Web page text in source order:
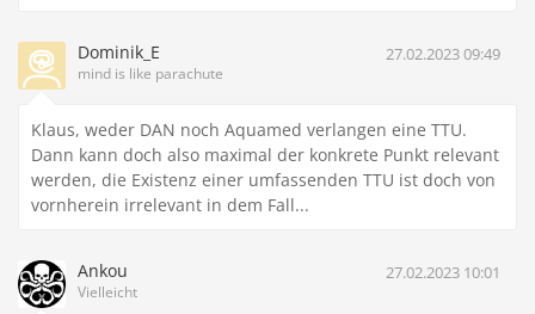
Dominik_E
mind is like parachute
27.02.2023 09:49
Klaus, weder DAN noch Aquamed verlangen eine TTU.
Dann kann doch also maximal der konkrete Punkt relevant
werden, die Existenz einer umfassenden TTU ist doch von
vornherein irrelevant in dem Fall...
Ankou
Vielleicht
27.02.2023 10:01